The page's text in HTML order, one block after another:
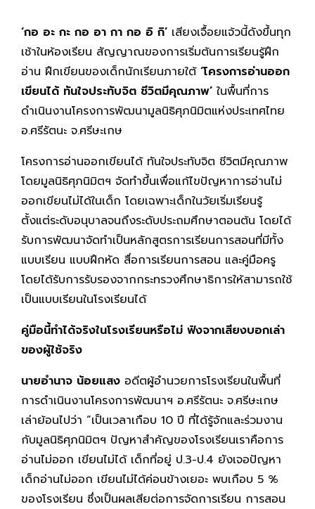
‘กอ อะ กะ กอ อา กา กอ อิ กิ’ เสียงเจื้อยแจ้วนี้ดังขึ้นทุก
เช้าในห้องเรียน สัญญาณของการเริ่มต้นการเรียนรู้ฝึก
อ่าน ฝึกเขียนของเด็กนักเรียนภายใต้ ‘โครงการอ่านออก
เขียนได้ ทันใจประทับจิต ชีวิตมีคุณภาพ’ ในพื้นที่การ
ดำเนินงานโครงการพัฒนามูลนิธิศุภนิมิตแห่งประเทศไทย
อ.ศรีรัตนะ จ.ศรีษะเกษ
โครงการอ่านออกเขียนได้ ทันใจประทับจิต ชีวิตมีคุณภาพ
โดยมูลนิธิศุภนิมิตฯ จัดทำขึ้นเพื่อแก้ไขปัญหาการอ่านไม่
ออกเขียนไม่ได้ในเด็ก โดยเฉพาะเด็กในวัยเริ่มเรียนรู้
ตั้งแต่ระดับอนุบาลจนถึงระดับประถมศึกษาตอนต้น โดยได้
รับการพัฒนาจัดทำเป็นหลักสูตรการเรียนการสอนที่มีทั้ง
แบบเรียน แบบฝึกหัด สื่อการเรียนการสอน และคู่มือครู
โดยได้รับการรับรองจากกระทรวงศึกษาธิการให้สามารถใช้
เป็นแบบเรียนในโรงเรียนได้
คู่มือนี้ทำได้จริงในโรงเรียนหรือไม่ ฟังจากเสียงบอกเล่า
ของผู้ใช้จริง
นายอำนาจ น้อยแสง อดีตผู้อำนวยการโรงเรียนในพื้นที่
การดำเนินงานโครงการพัฒนาฯ อ.ศรีรัตนะ จ.ศรีษะเกษ
เล่าย้อนไปว่า “เป็นเวลาเกือบ 10 ปี ที่ได้รู้จักและร่วมงาน
กับมูลนิธิศุภนิมิตฯ ปัญหาสำคัญของโรงเรียนเราคือการ
อ่านไม่ออก เขียนไม่ได้ เด็กที่อยู่ ป.3-ป.4 ยังเจอปัญหา
เด็กอ่านไม่ออก เขียนไม่ได้ค่อนข้างเยอะ พบเกือบ 5 %
ของโรงเรียน ซึ่งเป็นผลเสียต่อการจัดการเรียน การสอน